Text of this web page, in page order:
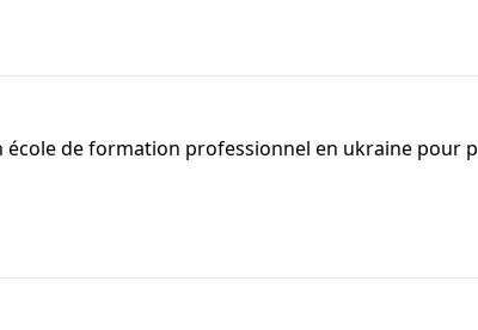
de formation professionnel en ukraine pour